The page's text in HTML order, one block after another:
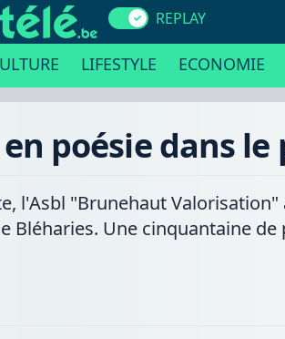
REPLAY
LIFESTYLE ECONOMIE
poésie dans
l'Asbl "Brunehaut Valorisation"
Bléharies. Une cinquantaine